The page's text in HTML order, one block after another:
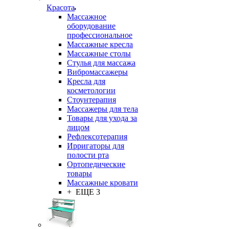
Красота
Массажное
оборудование
профессиональное
Массажные кресла
Массажные столы
Стулья для массажа
Вибромассажеры
Кресла для
косметологии
Стоунтерапия
Массажеры для тела
Товары для ухода за
лицом
Рефлексотерапия
Ирригаторы для
полости рта
Ортопедические
товары
Массажные кровати
+ ЕЩЕ 3